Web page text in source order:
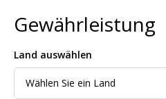
Gewährleistung
Land auswählen